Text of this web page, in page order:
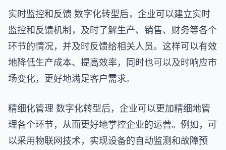
实时监控和反馈 数字化转型后，企业可以建立实时
监控和反馈机制，及时了解生产、销售、财务等各个
环节的情况，并及时反馈给相关人员。这样可以有效
地降低生产成本、提高效率，同时也可以及时响应市
场变化，更好地满足客户需求。
精细化管理 数字化转型后，企业可以更加精细地管
理各个环节，从而更好地掌控企业的运营。例如，可
以采用物联网技术，实现设备的自动监测和故障预